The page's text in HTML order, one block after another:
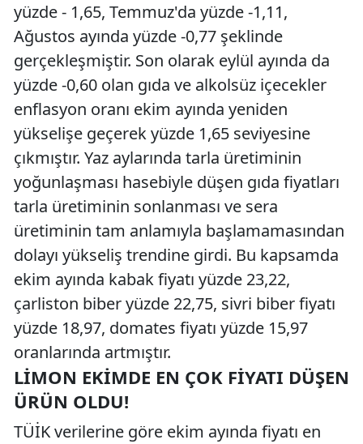
yüzde - 1,65, Temmuz'da yüzde -1,11,
Ağustos ayında yüzde -0,77 şeklinde
gerçekleşmiştir. Son olarak eylül ayında da
yüzde -0,60 olan gıda ve alkolsüz içecekler
enflasyon oranı ekim ayında yeniden
yükselişe geçerek yüzde 1,65 seviyesine
çıkmıştır. Yaz aylarında tarla üretiminin
yoğunlaşması hasebiyle düşen gıda fiyatları
tarla üretiminin sonlanması ve sera
üretiminin tam anlamıyla başlamamasından
dolayı yükseliş trendine girdi. Bu kapsamda
ekim ayında kabak fiyatı yüzde 23,22,
çarliston biber yüzde 22,75, sivri biber fiyatı
yüzde 18,97, domates fiyatı yüzde 15,97
oranlarında artmıştır.
LIMON EKIMDE EN ÇOK FIYATI DÜŞEN
ÜRÜN OLDU!
TÜİK verilerine göre ekim ayında fiyatı en